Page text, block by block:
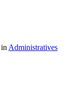
Administratives